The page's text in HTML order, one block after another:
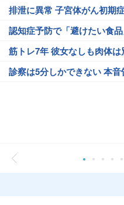
排泄に異常 子宮体がん初期
認知症予防で「避けたい食品
筋トレ7年 彼女なしも肉体は
診察は5分しかできない 本音